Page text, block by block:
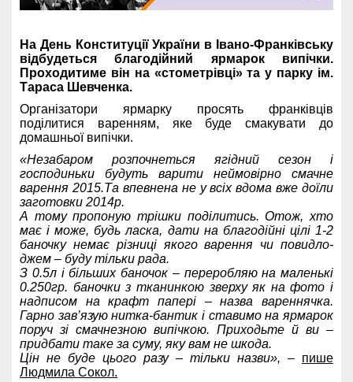
На День Конституції України в Івано-Франківську
відбудеться благодійний ярмарок випічки.
Проходитиме він на «стометрівці» та у парку ім.
Тараса Шевченка.
Організатори ярмарку просять франківців
поділитися варенням, яке буде смакувати до
домашньої випічки.
«Незабаром розпочнеться ягідний сезон і
господиньки будуть варити неймовірно смачне
варення 2015.Та впевнена не у всіх вдома вже доїли
заготовки 2014р.
А тому пропоную трішки поділитись. Отож, хто
має і може, будь ласка, дати на благодійні цілі 1-2
баночку немає різниці якого варення чи повидло-
джем – буду тільки рада.
З 0.5л і більших баночок – переробляю на маленькі
0.250гр. баночки з тканинкою зверху як на фото і
надписом на крафт папері – назва вареннячка.
Гарно зав’язую нитка-бантик і ставимо на ярмарок
поруч зі смачнезною випічкою. Приходьте й ви –
придбати таке за суму, яку вам не шкода.
Цін не буде цього разу – тільки назви», – пише
Людмила Сокол.